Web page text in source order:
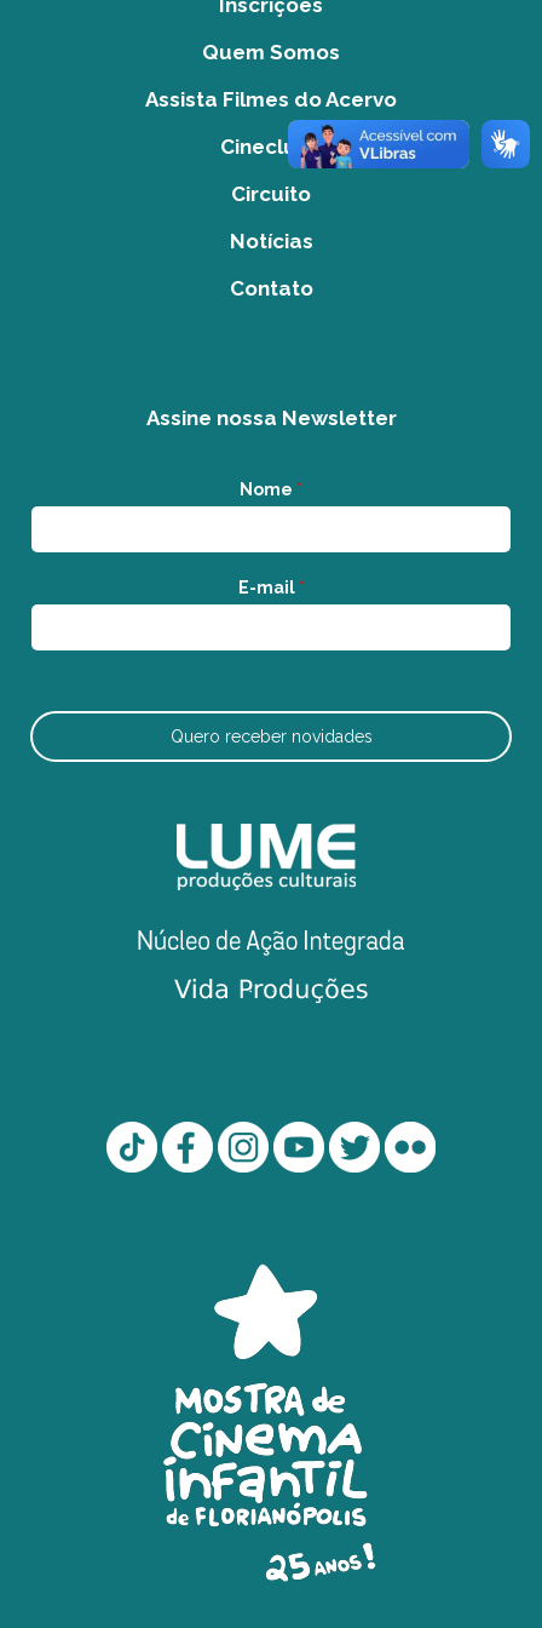
Inscrições
Quem Somos
Assista Filmes do Acervo
Cineclube
Circuito
Notícias
Contato
Assine nossa Newsletter
Nome *
E-mail *
Quero receber novidades